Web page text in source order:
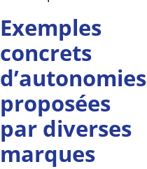
Exemples
concrets
d’autonomies
proposées
par diverses
marques